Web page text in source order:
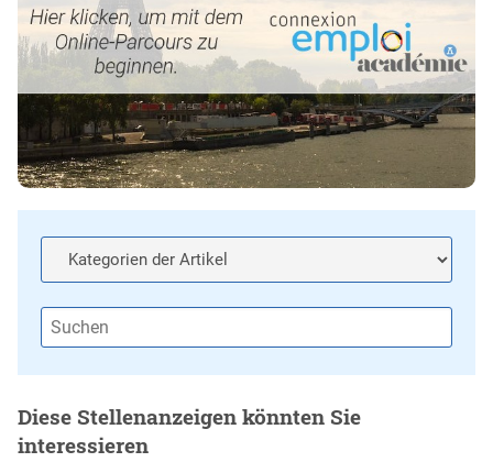
Diese Stellenanzeigen könnten Sie
interessieren